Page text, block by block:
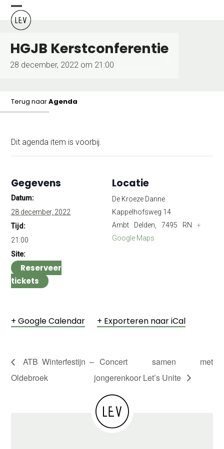
Skip
content
Open
mobile
menu
Close
mobile
menu
HGJB Kerstconferentie
28 december, 2022 om 21:00
Terug naarAgenda
Dit agenda item is voorbij.
+ Google Calendar + Exporteren naar iCal
Gegevens
Datum:
28 december, 2022
Tijd:
21:00
Site:
Reserveer
tickets
Locatie
De Kroeze Danne
Kappelhofsweg 14
Ambt Delden
7495 RN
+
Google Maps
ATB Winterfestijn –
Oldebroek
Concert samen met
jongerenkoor Let’s Unite